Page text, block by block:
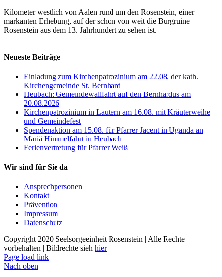
Kilometer westlich von Aalen rund um den Rosenstein, einer
markanten Erhebung, auf der schon von weit die Burgruine
Rosenstein aus dem 13. Jahrhundert zu sehen ist.
Neueste Beiträge
Einladung zum Kirchenpatrozinium am 22.08. der kath.
Kirchengemeinde St. Bernhard
Heubach: Gemeindewallfahrt auf den Bernhardus am
20.08.2026
Kirchenpatrozinium in Lautern am 16.08. mit Kräuterweihe
und Gemeindefest
Spendenaktion am 15.08. für Pfarrer Jacent in Uganda an
Mariä Himmelfahrt in Heubach
Ferienvertretung für Pfarrer Weiß
Wir sind für Sie da
Ansprechpersonen
Kontakt
Prävention
Impressum
Datenschutz
Copyright 2020 Seelsorgeeinheit Rosenstein | Alle Rechte
vorbehalten | Bildrechte sieh hier
Page load link
Nach oben